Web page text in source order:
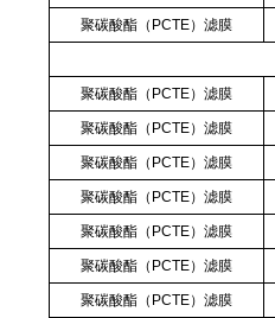
聚碳酸酯（ PCTE）滤膜
聚碳酸酯（ PCTE）滤膜
聚碳酸酯（ PCTE）滤膜
聚碳酸酯（ PCTE）滤膜
聚碳酸酯（ PCTE）滤膜
聚碳酸酯（ PCTE）滤膜
聚碳酸酯（ PCTE）滤膜
聚碳酸酯（ PCTE）滤膜